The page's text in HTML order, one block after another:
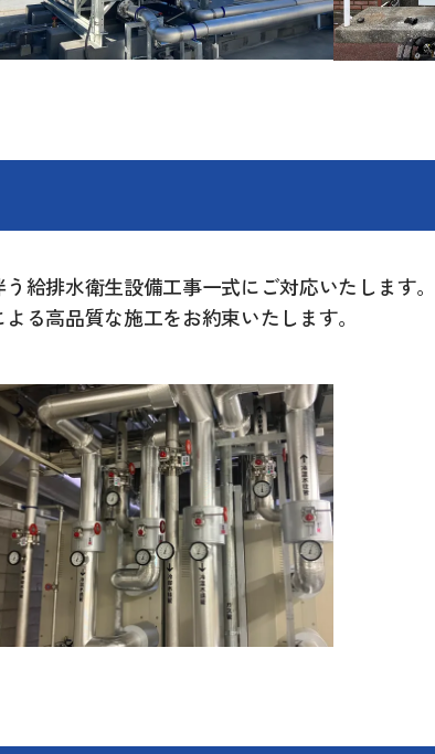
給排水衛生設備工事一式にご対応いたします。
る高品質な施工をお約束いたします。